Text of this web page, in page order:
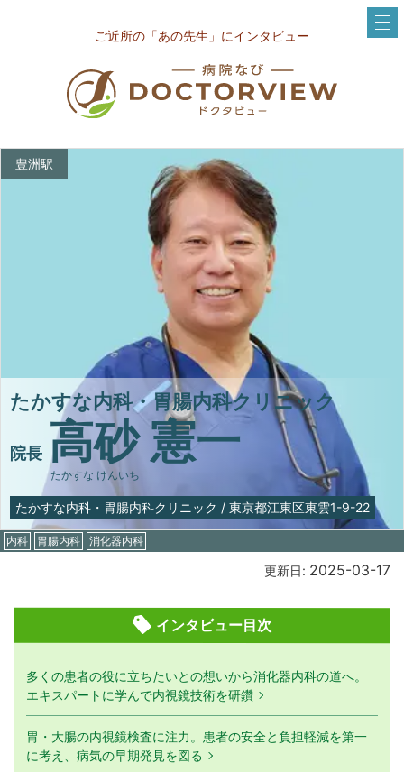
ご近所の「あの先生」にインタビュー
豊洲駅
たかすな内科・胃腸内科クリニック
院長 高砂 憲一
たかすな けんいち
たかすな内科・胃腸内科クリニック / 東京都江東区東雲1-9-22
内科 胃腸内科 消化器内科
更新日: 2025-03-17
インタビュー目次
多くの患者の役に立ちたいとの想いから消化器内科の道へ。
エキスパートに学んで内視鏡技術を研鑽
胃・大腸の内視鏡検査に注力。患者の安全と負担軽減を第一
に考え、病気の早期発見を図る